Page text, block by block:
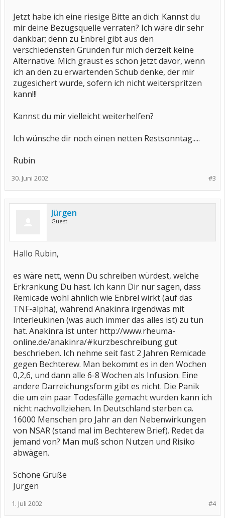
Jetzt habe ich eine riesige Bitte an dich: Kannst du
mir deine Bezugsquelle verraten? Ich wäre dir sehr
dankbar; denn zu Enbrel gibt aus den
verschiedensten Gründen für mich derzeit keine
Alternative. Mich graust es schon jetzt davor, wenn
ich an den zu erwartenden Schub denke, der mir
zugesichert wurde, sofern ich nicht weiterspritzen
kann!!!
Kannst du mir vielleicht weiterhelfen?
Ich wünsche dir noch einen netten Restsonntag.....
Rubin
#3
30. Juni 2002
Jürgen
Guest
Hallo Rubin,
es wäre nett, wenn Du schreiben würdest, welche
Erkrankung Du hast. Ich kann Dir nur sagen, dass
Remicade wohl ähnlich wie Enbrel wirkt (auf das
TNF-alpha), während Anakinra irgendwas mit
Interleukinen (was auch immer das alles ist) zu tun
hat. Anakinra ist unter http://www.rheuma-
online.de/anakinra/#kurzbeschreibung gut
beschrieben. Ich nehme seit fast 2 Jahren Remicade
gegen Bechterew. Man bekommt es in den Wochen
0,2,6, und dann alle 6-8 Wochen als Infusion. Eine
andere Darreichungsform gibt es nicht. Die Panik
die um ein paar Todesfälle gemacht wurden kann ich
nicht nachvollziehen. In Deutschland sterben ca.
16000 Menschen pro Jahr an den Nebenwirkungen
von NSAR (stand mal im Bechterew Brief). Redet da
jemand von? Man muß schon Nutzen und Risiko
abwägen.
Schöne Grüße
Jürgen
#4
1. Juli 2002